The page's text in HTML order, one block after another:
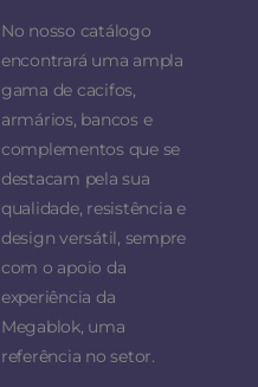
No nosso catálogo
encontrará uma ampla
gama de cacifos,
armários, bancos e
complementos que se
destacam pela sua
qualidade, resistência e
design versátil, sempre
com o apoio da
experiência da
Megablok, uma
referência no setor.